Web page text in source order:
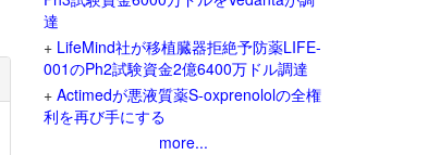
達
+ LifeMind社が移植臓器拒絶予防薬LIFE-
001のPh2試験資金2億6400万ドル調達
+ Actimedが悪液質薬S-oxprenololの全権
利を再び手にする
more...